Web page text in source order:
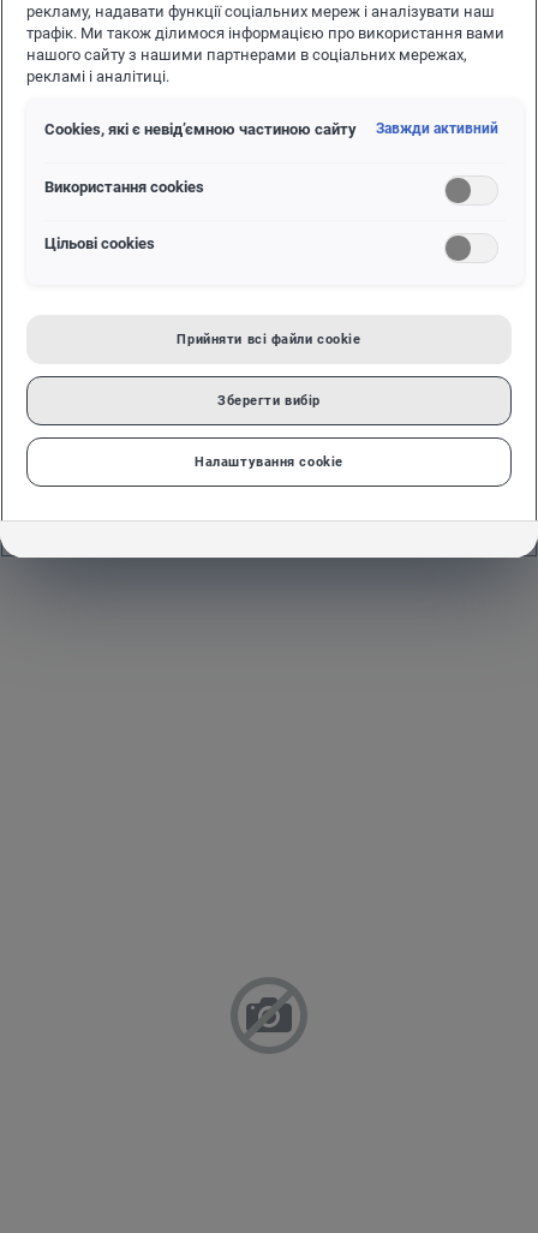
Зовсім скоро у продажу з'явиться пікап VW Amarok
(див. Фото вгорі) з модернізованим дизельним
двигуном V6 потужністю 272 к.с. Зараз його потужність
становить 258 к.с.
рекламу, надавати функції соціальних мереж і аналізувати наш
трафік. Ми також ділимося інформацією про використання вами
нашого сайту з нашими партнерами в соціальних мережах,
рекламі і аналітиці.
Сookies, які є невід’ємною частиною сайту Завжди активний
Використання cookies
Цільові сookies
Прийняти всі файли сookie
Зберегти вибір
Налаштування cookie